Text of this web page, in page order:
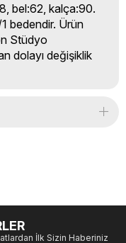
bel:62, kalça:90.
bedendir. Ürün
Stüdyo
dolayı değişiklik
İlk Sizin Haberiniz